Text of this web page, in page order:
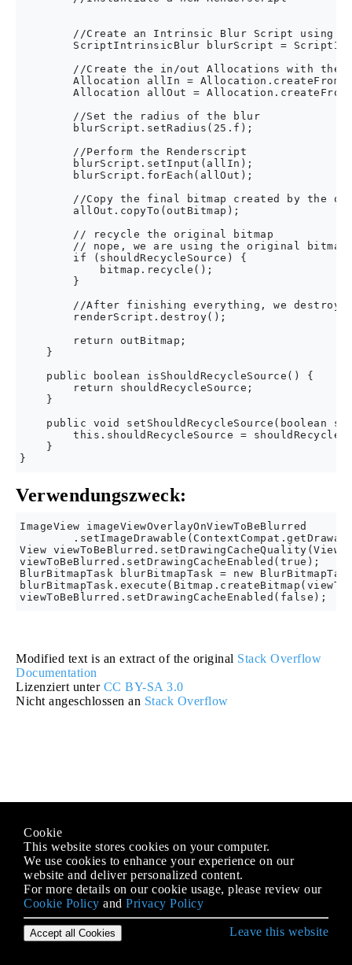
//Create an Intrinsic Blur Script using
ScriptIntrinsicBlur blurScript =
//Create the in/out Allocations with the
Allocation allIn =
Allocation allOut =
        //Set the radius of the blur
        blurScript.setRadius(25.f);
        //Perform the Renderscript
        blurScript.setInput(allIn);
        blurScript.forEach(allOut);
//Copy the final bitmap created by the
        allOut.copyTo(outBitmap);
        // recycle the original bitmap
// nope, we are using the original bitmap
        if (shouldRecycleSource) {
            bitmap.recycle();
        }
//After finishing everything, we destroy
        renderScript.destroy();
        return outBitmap;
    }
    public boolean isShouldRecycleSource() {
        return shouldRecycleSource;
    }
public void setShouldRecycleSource(boolean
this.shouldRecycleSource =
    }
Verwendungszweck:
ImageView imageViewOverlayOnViewToBeBlurred
View
viewToBeBlurred.setDrawingCacheEnabled(true);
BlurBitmapTask blurBitmapTask = new
Modified text is an extract of the original Stack Overflow
Documentation
Lizenziert unter CC BY-SA 3.0
Nicht angeschlossen an Stack Overflow
Cookie
This website stores cookies on your computer.
We use cookies to enhance your experience on our
website and deliver personalized content.
For more details on our cookie usage, please review our
Cookie Policy and Privacy Policy
Accept all Cookies Leave this website